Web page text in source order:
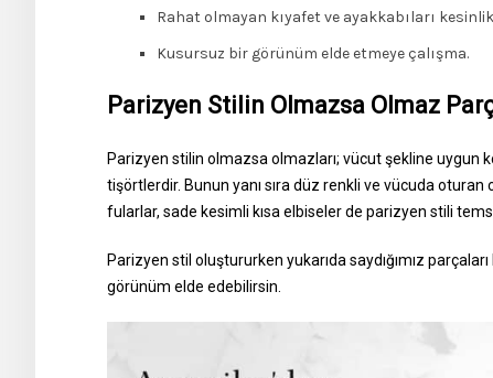
Rahat olmayan kıyafet ve ayakkabıları
Kusursuz bir görünüm elde etmeye çalışma.
Parizyen Stilin Olmazsa Olmaz
Parizyen stilin olmazsa olmazları; vücut şekline uygun
tişörtlerdir. Bunun yanı sıra düz renkli ve vücuda
fularlar, sade kesimli kısa elbiseler de parizyen stili
Parizyen stil oluştururken yukarıda saydığımız
görünüm elde edebilirsin.